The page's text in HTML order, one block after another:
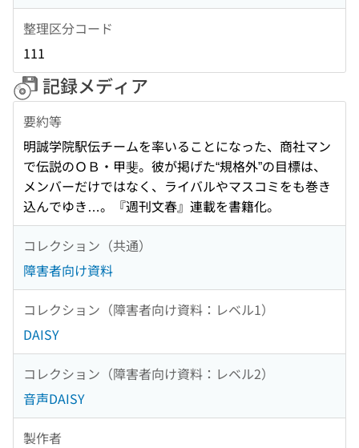
整理区分コード
111
記録メディア
要約等
明誠学院駅伝チームを率いることになった、商社マン
で伝説のＯＢ・甲斐。彼が掲げた“規格外”の目標は、
メンバーだけではなく、ライバルやマスコミをも巻き
込んでゆき…。『週刊文春』連載を書籍化。
コレクション（共通）
障害者向け資料
コレクション（障害者向け資料：レベル1）
DAISY
コレクション（障害者向け資料：レベル2）
音声DAISY
製作者